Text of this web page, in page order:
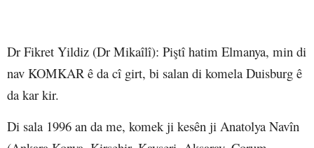
Dr Fikret Yildiz (Dr Mikaîlî): Piştî hatim Elmanya, min di
nav KOMKAR ê da cî girt, bi salan di komela Duisburg ê
da kar kir.
Di sala 1996 an da me, komek ji kesên ji Anatolya Navîn